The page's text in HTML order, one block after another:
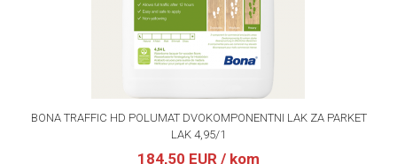
BONA TRAFFIC HD POLUMAT DVOKOMPONENTNI LAK ZA PARKET
LAK 4,95/1
184,50 EUR / kom